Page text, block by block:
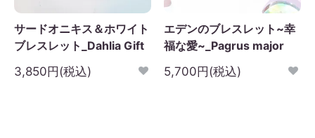
サードオニキス＆ホワイト
ブレスレット_Dahlia Gift
3,850円(税込)
エデンのブレスレット~幸
福な愛~_Pagrus major
5,700円(税込)